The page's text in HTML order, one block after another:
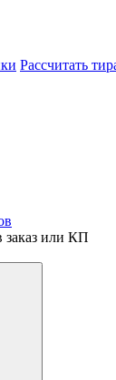
Рассчитать
заказ или КП